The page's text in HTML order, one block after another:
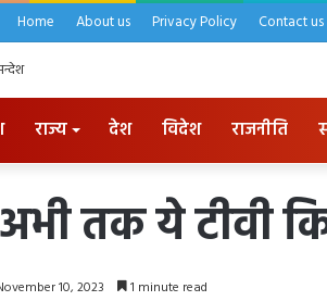
Home About us Privacy Policy Contact us
राज्य देश विदेश राजनीति
तक ये टीवी
10, 2023 1 minute read